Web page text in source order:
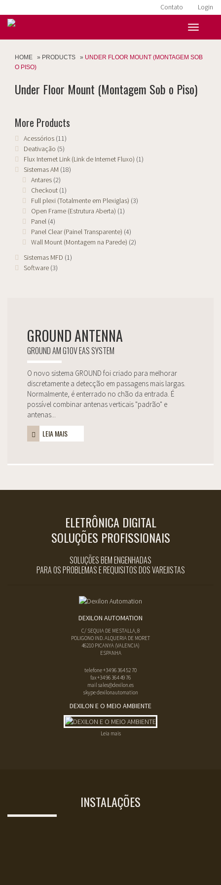
Login
Contato
HOME » PRODUCTS » UNDER FLOOR MOUNT (MONTAGEM SOB
O PISO)
Under Floor Mount (Montagem Sob o Piso)
More Products
Acessórios (11)
Deativação (5)
Flux Internet Link (Link de Internet Fluxo) (1)
Sistemas AM (18)
Antares (2)
Checkout (1)
Full plexi (Totalmente em Plexiglas) (3)
Open Frame (Estrutura Aberta) (1)
Panel (4)
Panel Clear (Painel Transparente) (4)
Wall Mount (Montagem na Parede) (2)
Sistemas MFD (1)
Software (3)
GROUND ANTENNA
GROUND AM G10V EAS SYSTEM
O novo sistema GROUND foi criado para melhorar
discretamente a detecção em passagens mais largas.
Normalmente, é enterrado no chão da entrada. É
possível combinar antenas verticais "padrão" e
antenas...
LEIA MAIS
ELETRÔNICA DIGITAL
SOLUÇÕES PROFISSIONAIS
SOLUÇÕES BEM ENGENHADAS
PARA OS PROBLEMAS E REQUISITOS DOS VAREJISTAS
DEXILON AUTOMATION
C/ SEQUIA DE MESTALLA, 8
POLIGONO IND. ALQUERIA DE MORET
46210 PICANYA (VALENCIA)
ESPANHA
telefone+34 96 364 52 70
fax+34 96 364 49 76
mail sales@dexilon.es
skype dexilonautomation
DEXILON E O MEIO AMBIENTE
Leia mais
INSTALAÇÕES